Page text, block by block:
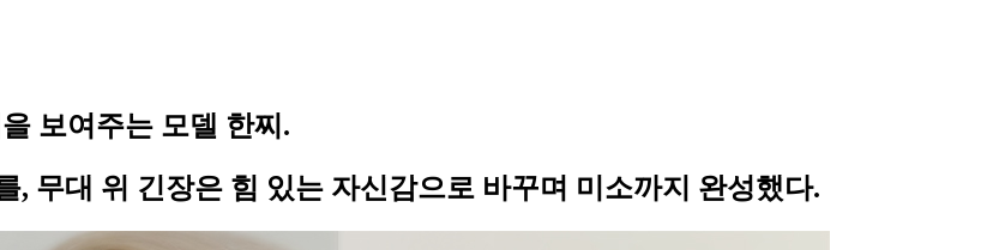
보여주는 모델 한찌.
무대 위 긴장은 힘 있는 자신감으로 바꾸며 미소까지 완성했다.